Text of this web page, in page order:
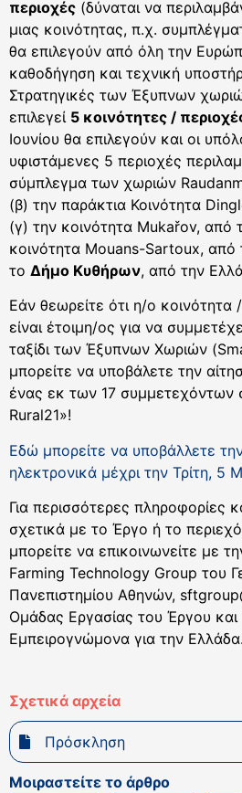
περιοχές (δύναται να
μιας κοινότητας, π.χ.
θα επιλεγούν από όλη την
καθοδήγηση και τεχνική
Στρατηγικές των Έξυπνων
επιλεγεί 5 κοινότητες /
Ιουνίου θα επιλεγούν και οι
υφιστάμενες 5 περιοχές
σύμπλεγμα των χωριών
(β) την παράκτια Κοινότητα
(γ) την κοινότητα Mukařov, από
κοινότητα Mouans-Sartoux, από
το Δήμο Κυθήρων, από την
Εάν θεωρείτε ότι η/ο
είναι έτοιμη/ος για να
ταξίδι των Έξυπνων Χωριών
μπορείτε να υποβάλετε την
ένας εκ των 17 συμμετεχόντων
Rural21»!
Εδώ μπορείτε να υποβάλλετε
ηλεκτρονικά μέχρι την Τρίτη, 5
Για περισσότερες πληροφορίες
σχετικά με το Έργο ή το
μπορείτε να επικοινωνείτε με
Farming Technology Group του
Πανεπιστημίου Αθηνών,
Ομάδας Εργασίας του Έργου και
Εμπειρογνώμονα για την
Σχετικά αρχεία
Πρόσκληση
Μοιραστείτε το άρθρο